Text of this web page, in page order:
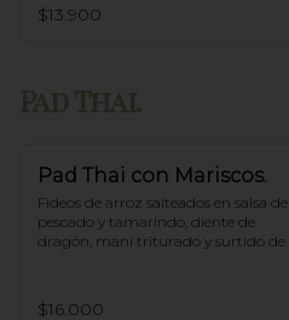
$13.900
Pad Thai con Mariscos.
Fideos de arroz salteados en salsa de
pescado y tamarindo, diente de
dragón, maní triturado y surtido de
$16.000